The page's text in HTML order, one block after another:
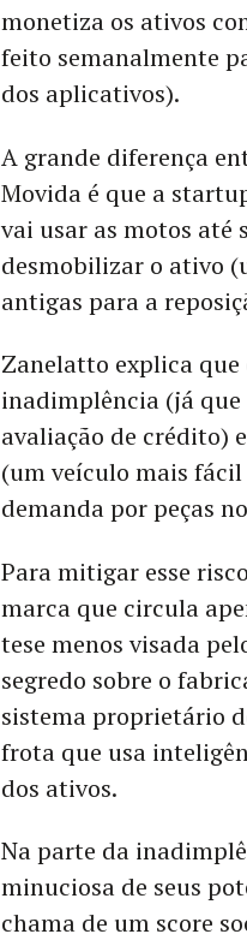
monetiza os ativos
feito semanalmente
dos aplicativos).
A grande diferença
Movida é que a
vai usar as motos até
desmobilizar o ativo
antigas para a
Zanelatto explica que
inadimplência (já
avaliação de crédito)
(um veículo mais
demanda por peças
Para mitigar esse
marca que circula
tese menos visada
segredo sobre o
sistema proprietário
frota que usa
dos ativos.
Na parte da
minuciosa de seus
chama de um score